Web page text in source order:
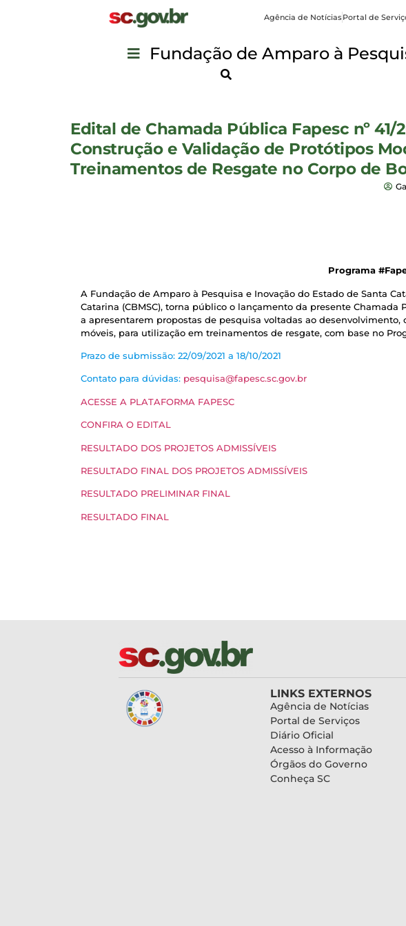
Agência de NotíciasPortal de
Fundação de Amparo à
Edital de Chamada Pública Fapesc nº
Construção e Validação de Protótipos
Treinamentos de Resgate no Corpo de
Programa
A Fundação de Amparo à Pesquisa e Inovação do Estado de Santa
Catarina (CBMSC), torna público o lançamento da presente
a apresentarem propostas de pesquisa voltadas ao
móveis, para utilização em treinamentos de resgate, com base no
Prazo de submissão: 22/09/2021 a 18/10/2021
Contato para dúvidas: pesquisa@fapesc.sc.gov.br
ACESSE A PLATAFORMA FAPESC
CONFIRA O EDITAL
RESULTADO DOS PROJETOS ADMISSÍVEIS
RESULTADO FINAL DOS PROJETOS ADMISSÍVEIS
RESULTADO PRELIMINAR FINAL
RESULTADO FINAL
LINKS EXTERNOS
Agência de Notícias
Portal de Serviços
Diário Oficial
Acesso à Informação
Órgãos do Governo
Conheça SC